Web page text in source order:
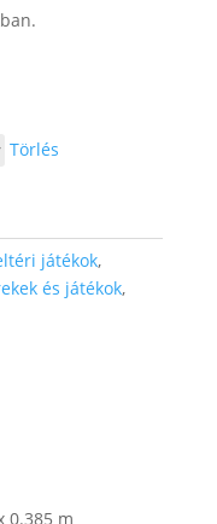
Törlés
játékok,
és játékok,
0.385 m